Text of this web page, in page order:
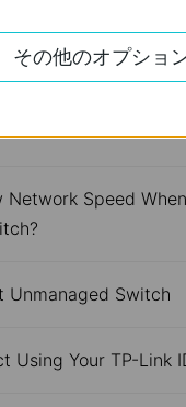
Network Speed When
Unmanaged Switch
Using Your TP-Link
その他のオプショ